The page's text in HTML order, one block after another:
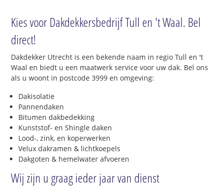
Kies voor Dakdekkersbedrijf Tull en 't Waal. Bel
direct!
Dakdekker Utrecht is een bekende naam in regio Tull en 't
Waal en biedt u een maatwerk service voor uw dak. Bel ons
als u woont in postcode 3999 en omgeving:
Dakisolatie
Pannendaken
Bitumen dakbedekking
Kunststof- en Shingle daken
Lood-, zink, en koperwerken
Velux dakramen & lichtkoepels
Dakgoten & hemelwater afvoeren
Wij zijn u graag ieder jaar van dienst